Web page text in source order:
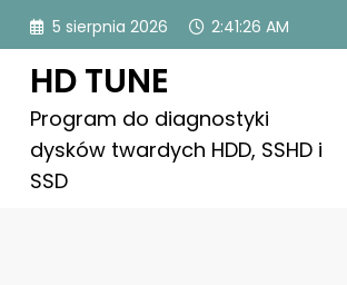
Skip
content
5 sierpnia 2026 2:41:27 AM
HD TUNE
Program do diagnostyki
dysków twardych HDD, SSHD i
SSD